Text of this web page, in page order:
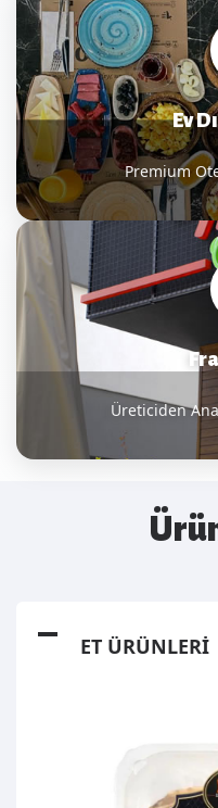
Ev
Premium
Üreticiden
ET ÜRÜNLERİ